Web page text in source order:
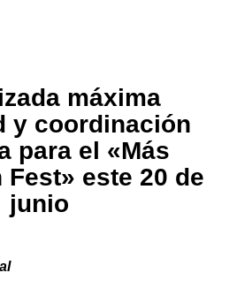
máxima
y coordinación
para el «Más
Fest» este 20 de
junio